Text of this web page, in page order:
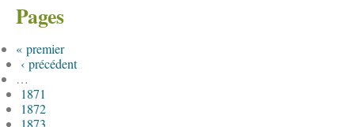
Pages
« premier
‹ précédent
…
1871
1872